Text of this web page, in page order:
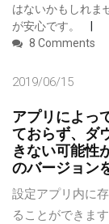
はないかもしれま
が安心です。
8 Comments
2019/06/15
アプリによっ
ておらず、ダ
きない可能性
のバージョン
設定アプリ内に
ることができま